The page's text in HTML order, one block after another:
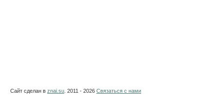
Сайт сделан в znai.su . 2011 - 2026 Связаться с нами